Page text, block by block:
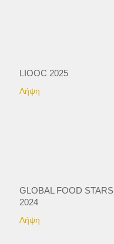
LIOOC 2025
Λήψη
GLOBAL FOOD STARS
2024
Λήψη